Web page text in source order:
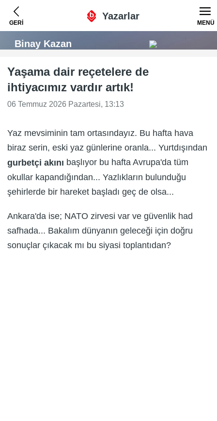
GERİ
Yazarlar
MENÜ
Binay Kazan
Yaşama dair reçetelere de
ihtiyacımız vardır artık!
06 Temmuz 2026 Pazartesi, 13:13
Yaz mevsiminin tam ortasındayız. Bu hafta hava
biraz serin, eski yaz günlerine oranla... Yurtdışından
gurbetçi akını başlıyor bu hafta Avrupa'da tüm
okullar kapandığından... Yazlıkların bulunduğu
şehirlerde bir hareket başladı geç de olsa...
Ankara'da ise; NATO zirvesi var ve güvenlik had
safhada... Bakalım dünyanın geleceği için doğru
sonuçlar çıkacak mı bu siyasi toplantıdan?